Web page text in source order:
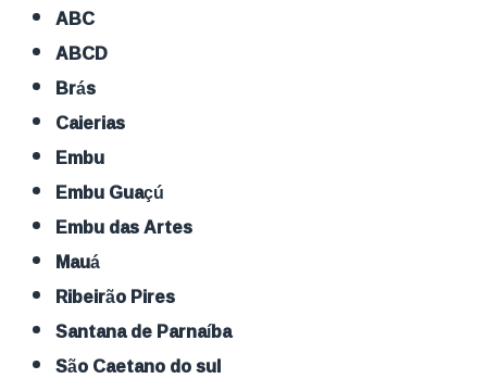
ABC
ABCD
Brás
Caierias
Embu
Embu Guaçú
Embu das Artes
Mauá
Ribeirão Pires
Santana de Parnaíba
São Caetano do sul